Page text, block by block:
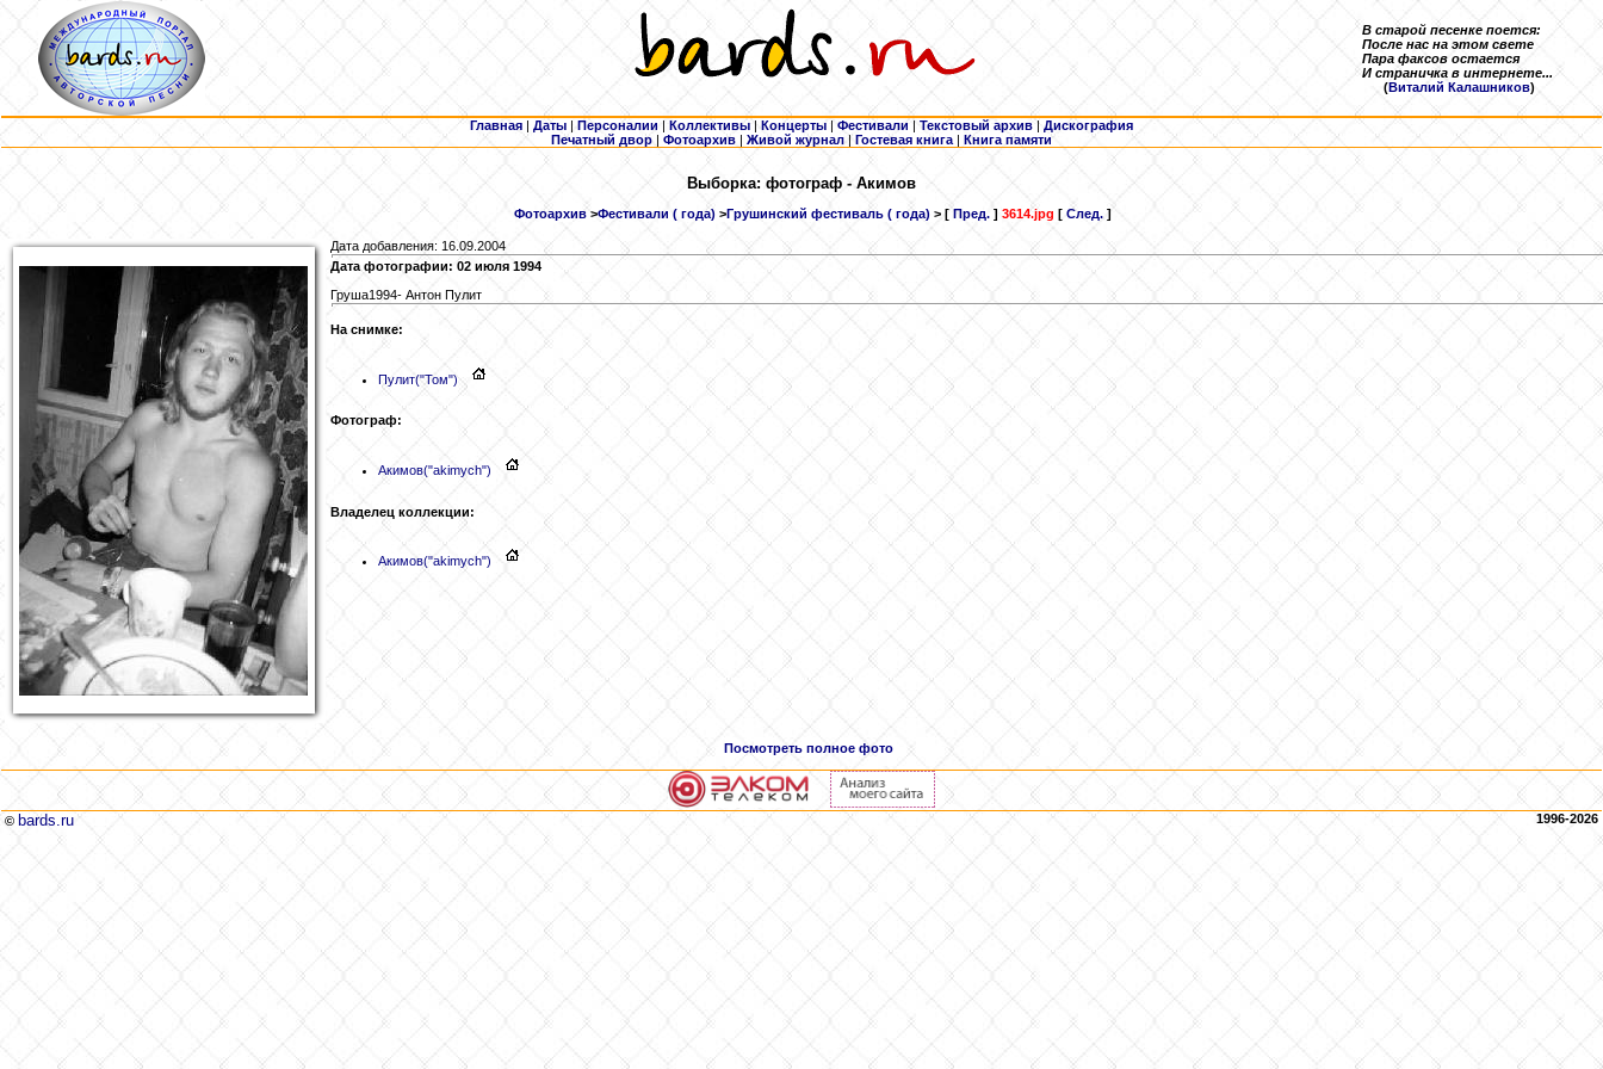
В старой песенке поется:
После нас на этом свете
Пара факсов остается
И страничка в интернете...
(Виталий Калашников)
Главная | Даты | Персоналии | Коллективы | Концерты | Фестивали | Текстовый архив | Дискография
Печатный двор | Фотоархив | Живой журнал |Гостевая книга | Книга памяти
Выборка: фотограф - Акимов
Фотоархив>Фестивали ( года) >Грушинский фестиваль ( года) > [ Пред.] 3614.jpg [ След.]
Дата добавления: 16.09.2004
Дата фотографии: 02 июля 1994
Груша1994- Антон Пулит
На снимке:
Пулит("Том")
Фотограф:
Акимов("akimych")
Владелец коллекции:
Акимов("akimych")
Посмотреть полное фото
© bards.ru 1996-2026